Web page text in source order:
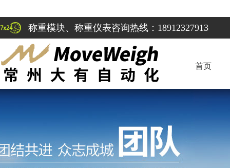
称重模块、称重仪表咨询热线：18912327913
首页